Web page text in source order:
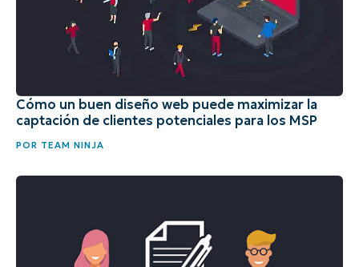
Cómo un buen diseño web puede maximizar la
captación de clientes potenciales para los MSP
POR TEAM NINJA